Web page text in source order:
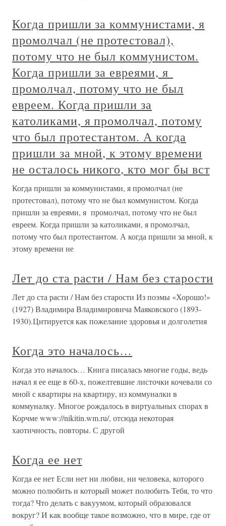
Когда пришли за коммунистами, я
промолчал (не протестовал),
потому что не был коммунистом.
Когда пришли за евреями, я
промолчал, потому что не был
евреем. Когда пришли за
католиками, я промолчал, потому
что был протестантом. А когда
пришли за мной, к этому времени
не осталось никого, кто мог бы вст
Когда пришли за коммунистами, я промолчал (не
протестовал), потому что не был коммунистом. Когда
пришли за евреями, я промолчал, потому что не был
евреем. Когда пришли за католиками, я промолчал,
потому что был протестантом. А когда пришли за мной, к
этому времени не
Лет до ста расти / Нам без старости
Лет до ста расти / Нам без старости Из поэмы «Хорошо!»
(1927) Владимира Владимировича Маяковского (1893-
1930).Цитируется как пожелание здоровья и долголетия
Когда это началось…
Когда это началось… Книга писалась многие годы, ведь
начал я ее еще в 60-х, пожелтевшие листочки кочевали со
мной с квартиры на квартиру, из коммуналки в
коммуналку. Многое рождалось в виртуальных спорах в
Корчме www://nikitin.wm.ru/, отсюда некоторая
хаотичность, повторы. С другой
Когда ее нет
Когда ее нет Если нет ни любви, ни человека, которого
можно полюбить и который может полюбить Тебя, то что
тогда? Что делать с вакуумом, который образовался
вокруг? И как вообще такое возможно, что в мире, где от